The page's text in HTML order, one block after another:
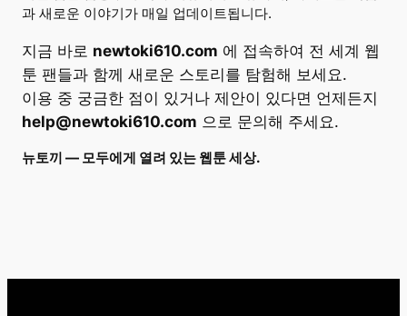
과 새로운 이야기가 매일 업데이트됩니다.
지금 바로 newtoki610.com 에 접속하여 전 세계 웹
툰 팬들과 함께 새로운 스토리를 탐험해 보세요.
이용 중 궁금한 점이 있거나 제안이 있다면 언제든지
help@newtoki610.com 으로 문의해 주세요.
뉴토끼 — 모두에게 열려 있는 웹툰 세상.